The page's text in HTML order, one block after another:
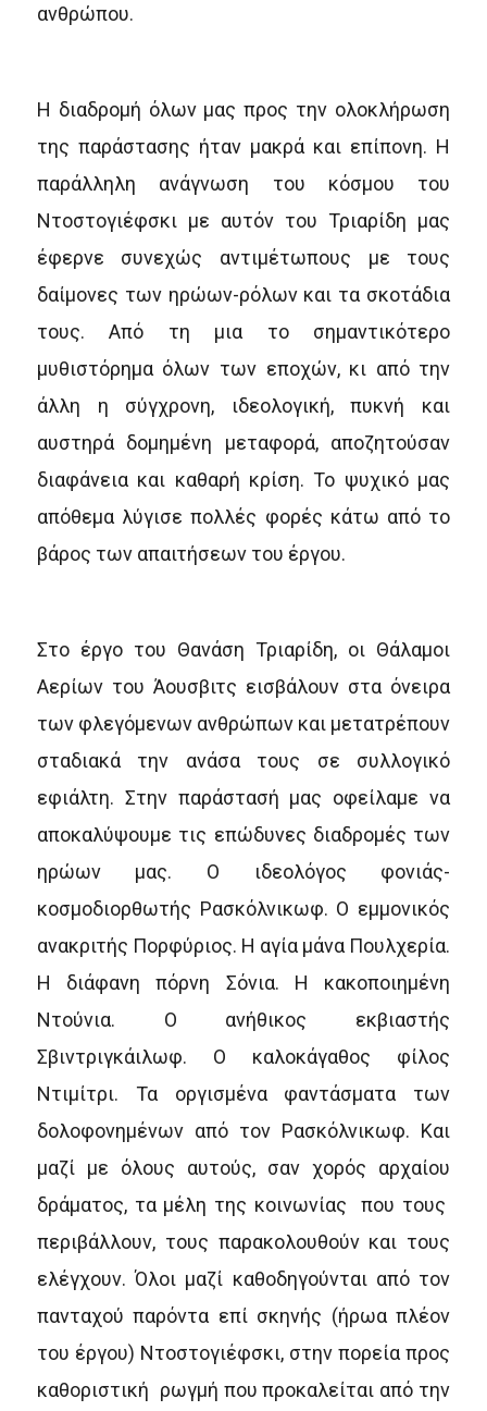
ανθρώπου.
Η διαδρομή όλων μας προς την ολοκλήρωση
της παράστασης ήταν μακρά και επίπονη. Η
παράλληλη ανάγνωση του κόσμου του
Ντοστογιέφσκι με αυτόν του Τριαρίδη μας
έφερνε συνεχώς αντιμέτωπους με τους
δαίμονες των ηρώων-ρόλων και τα σκοτάδια
τους. Από τη μια το σημαντικότερο
μυθιστόρημα όλων των εποχών, κι από την
άλλη η σύγχρονη, ιδεολογική, πυκνή και
αυστηρά δομημένη μεταφορά, αποζητούσαν
διαφάνεια και καθαρή κρίση. Το ψυχικό μας
απόθεμα λύγισε πολλές φορές κάτω από το
βάρος των απαιτήσεων του έργου.
Στο έργο του Θανάση Τριαρίδη, οι Θάλαμοι
Αερίων του Άουσβιτς εισβάλουν στα όνειρα
των φλεγόμενων ανθρώπων και μετατρέπουν
σταδιακά την ανάσα τους σε συλλογικό
εφιάλτη. Στην παράστασή μας οφείλαμε να
αποκαλύψουμε τις επώδυνες διαδρομές των
ηρώων μας. Ο ιδεολόγος φονιάς-
κοσμοδιορθωτής Ρασκόλνικωφ. Ο εμμονικός
ανακριτής Πορφύριος. Η αγία μάνα Πουλχερία.
Η διάφανη πόρνη Σόνια. Η κακοποιημένη
Ντούνια. Ο ανήθικος εκβιαστής
Σβιντριγκάιλωφ. Ο καλοκάγαθος φίλος
Ντιμίτρι. Τα οργισμένα φαντάσματα των
δολοφονημένων από τον Ρασκόλνικωφ. Και
μαζί με όλους αυτούς, σαν χορός αρχαίου
δράματος, τα μέλη της κοινωνίας που τους
περιβάλλουν, τους παρακολουθούν και τους
ελέγχουν. Όλοι μαζί καθοδηγούνται από τον
πανταχού παρόντα επί σκηνής (ήρωα πλέον
του έργου) Ντοστογιέφσκι, στην πορεία προς
καθοριστική ρωγμή που προκαλείται από την